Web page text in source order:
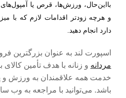
بااین‌حال، ورزش‌ها، قرص یا
و هرچه زودتر اقدامات لازم که با
دارد انجام دهید.
اسپورت لند به عنوان بزرگترین
مردانه و زنانه با هدف تأمین
خدمت همه علاقمندان به ورزش
باشد. می‌توانید با مراجعه به وب